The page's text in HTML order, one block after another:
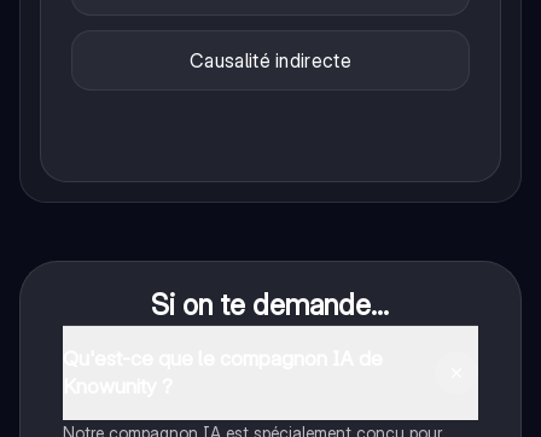
Causalité indirecte
Si on te demande...